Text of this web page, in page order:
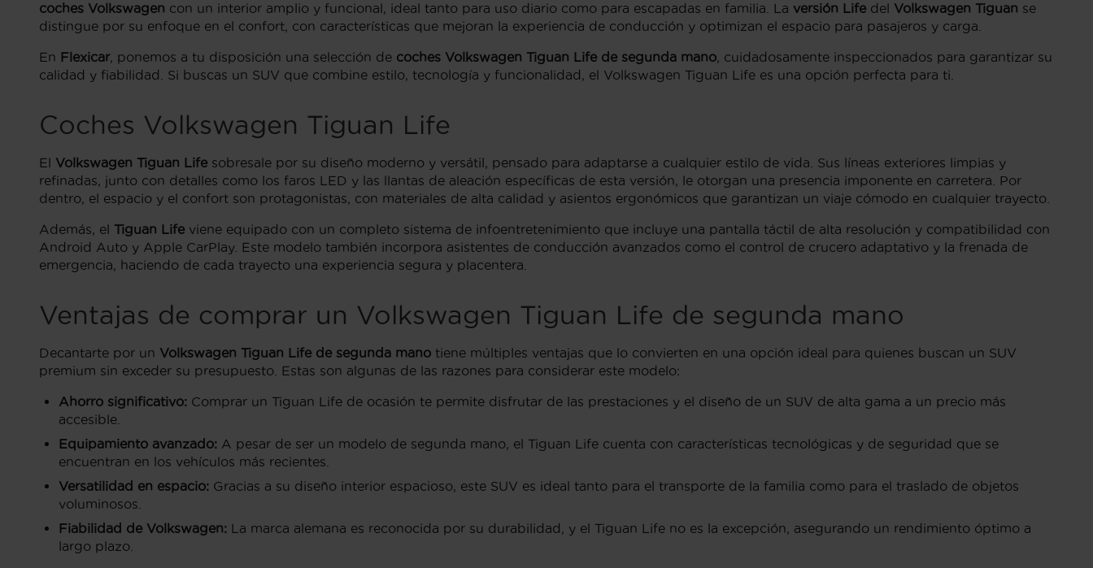
coches Volkswagen con un interior amplio y funcional, ideal tanto para uso diario como para escapadas en familia. La versión Life del Volkswagen Tiguan se
distingue por su enfoque en el confort, con características que mejoran la experiencia de conducción y optimizan el espacio para pasajeros y carga.
En Flexicar, ponemos a tu disposición una selección de coches Volkswagen Tiguan Life de segunda mano, cuidadosamente inspeccionados para garantizar su
calidad y fiabilidad. Si buscas un SUV que combine estilo, tecnología y funcionalidad, el Volkswagen Tiguan Life es una opción perfecta para ti.
Coches Volkswagen Tiguan Life
El Volkswagen Tiguan Life sobresale por su diseño moderno y versátil, pensado para adaptarse a cualquier estilo de vida. Sus líneas exteriores limpias y
refinadas, junto con detalles como los faros LED y las llantas de aleación específicas de esta versión, le otorgan una presencia imponente en carretera. Por
dentro, el espacio y el confort son protagonistas, con materiales de alta calidad y asientos ergonómicos que garantizan un viaje cómodo en cualquier trayecto.
Además, el Tiguan Life viene equipado con un completo sistema de infoentretenimiento que incluye una pantalla táctil de alta resolución y compatibilidad con
Android Auto y Apple CarPlay. Este modelo también incorpora asistentes de conducción avanzados como el control de crucero adaptativo y la frenada de
emergencia, haciendo de cada trayecto una experiencia segura y placentera.
Ventajas de comprar un Volkswagen Tiguan Life de segunda mano
Decantarte por un Volkswagen Tiguan Life de segunda mano tiene múltiples ventajas que lo convierten en una opción ideal para quienes buscan un SUV
premium sin exceder su presupuesto. Estas son algunas de las razones para considerar este modelo:
Ahorro significativo: Comprar un Tiguan Life de ocasión te permite disfrutar de las prestaciones y el diseño de un SUV de alta gama a un precio más
accesible.
Equipamiento avanzado: A pesar de ser un modelo de segunda mano, el Tiguan Life cuenta con características tecnológicas y de seguridad que se
encuentran en los vehículos más recientes.
Versatilidad en espacio: Gracias a su diseño interior espacioso, este SUV es ideal tanto para el transporte de la familia como para el traslado de objetos
voluminosos.
Fiabilidad de Volkswagen: La marca alemana es reconocida por su durabilidad, y el Tiguan Life no es la excepción, asegurando un rendimiento óptimo a
largo plazo.